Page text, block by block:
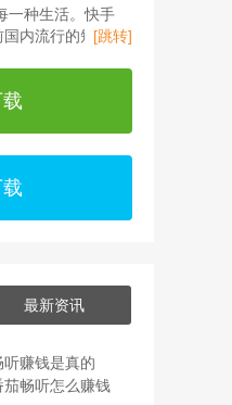
一种生活。快手
内流行的短视频
[跳转]
最新资讯
听赚钱是真的
茄畅听怎么赚钱